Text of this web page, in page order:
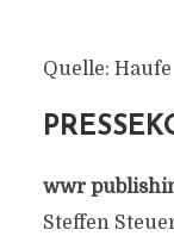
Quelle: Haufe
wwr
Steffen